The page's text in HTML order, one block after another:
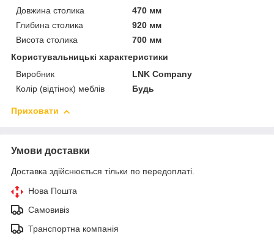
Довжина столика
470 мм
Глибина столика
920 мм
Висота столика
700 мм
Користувальницькі характеристики
Виробник
LNK Company
Колір (відтінок) меблів
Будь
Приховати
Умови доставки
Доставка здійснюється тільки по передоплаті.
Нова Пошта
Самовивіз
Транспортна компанія